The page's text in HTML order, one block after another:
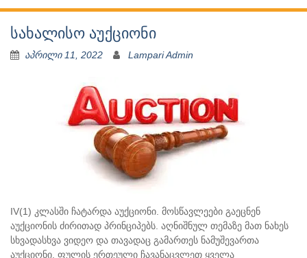
სახალისო აუქციონი
აპრილი 11, 2022 Lampari Admin
IV(1) კლასში ჩატარდა აუქციონი. მოსწავლეები გაეცნენ
აუქციონის ძირითად პრინციპებს. აღნიშნულ თემაზე მათ ნახეს
სხვადასხვა ვიდეო და თავადაც გამართეს ნამუშევართა
აუქციონი. ფულის ერთეული ჩავანაცვლეთ ყველა